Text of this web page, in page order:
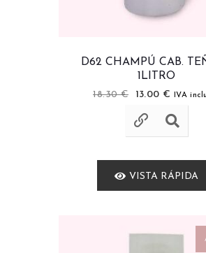
D62 CHAMPÚ CAB.
1LITRO
18.30€ 13.00 € IVA
VISTA RÁPIDA